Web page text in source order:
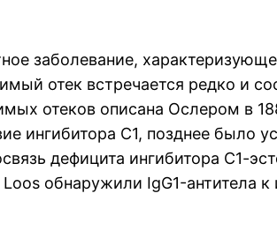
заболевание,
отек встречается редко и
отеков описана Ослером в
ингибитора С1, позднее было
дефицита ингибитора С1-
обнаружили IgG1-антитела